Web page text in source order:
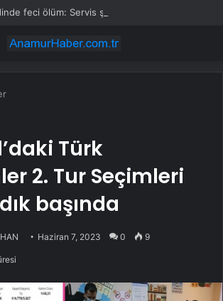
Türk
2. Tur Seçimleri
başında
Haziran 7, 2023 0 9